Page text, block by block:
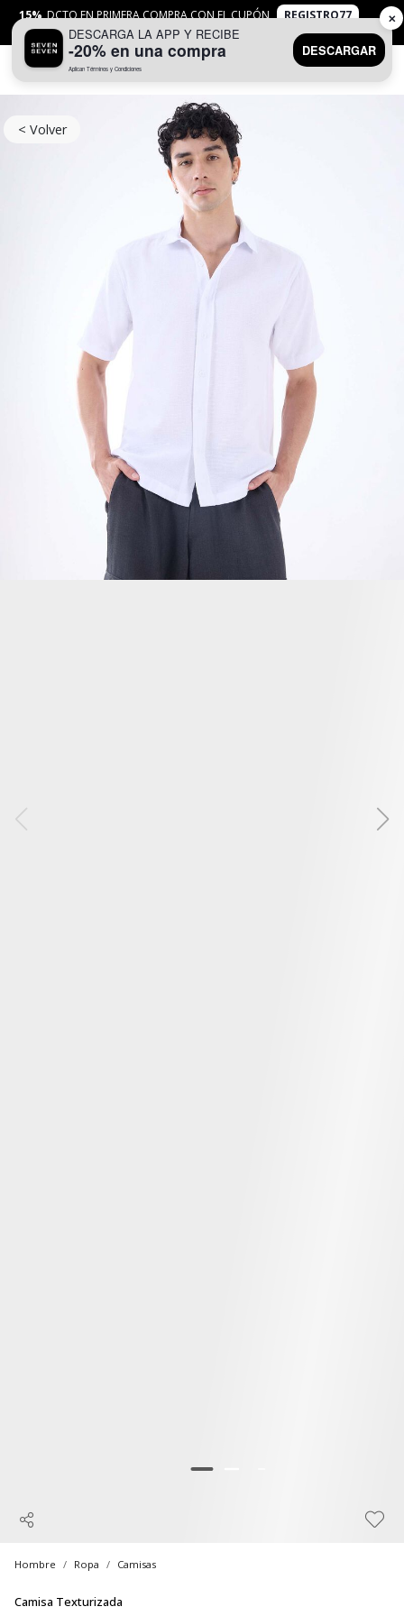
15% DCTO EN PRIMERA COMPRA CON EL CUPÓN
REGISTRO77
APLICANTYC
< Volver
Hombre Ropa Camisas
Camisa Texturizada
DESCARGA LA APP Y RECIBE
-20% en una compra
Aplican Términos y Condiciones
DESCARGAR
✕